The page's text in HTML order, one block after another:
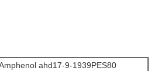
Amphenol ahd17-9-1939PES80